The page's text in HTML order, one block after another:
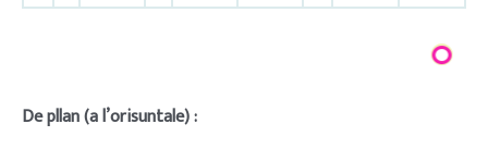
De pllan (a l’orisuntale) :